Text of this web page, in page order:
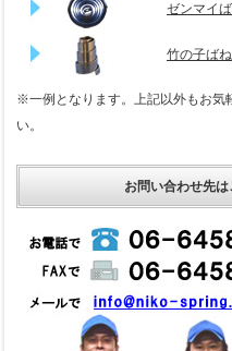
ゼンマイ
竹の子ばね
※一例となります。上記以外もお気
い。
お問い合わせ先は